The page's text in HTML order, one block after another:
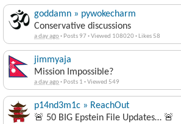
goddamn » pywokecharm
Conservative discussions
a day ago· Posts 97 ·Viewed 108020· Likes 58
jimmyaja
Mission Impossible?
a day ago· Posts 1 ·Viewed 549
p14nd3m1c » ReachOut
🚨 50 BIG Epstein File Updates… 🚨